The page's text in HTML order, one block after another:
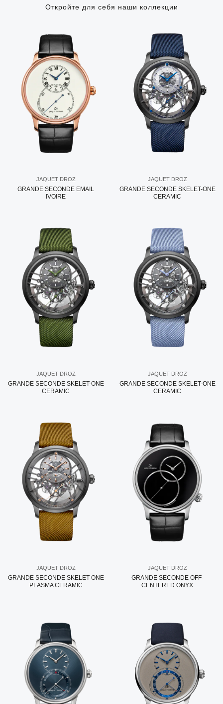
Откройте для себя наши коллекции
JAQUET DROZ
GRANDE SECONDE EMAIL
IVOIRE
JAQUET DROZ
GRANDE SECONDE SKELET-ONE
CERAMIC
JAQUET DROZ
GRANDE SECONDE SKELET-ONE
CERAMIC
JAQUET DROZ
GRANDE SECONDE SKELET-ONE
CERAMIC
JAQUET DROZ
GRANDE SECONDE SKELET-ONE
PLASMA CERAMIC
JAQUET DROZ
GRANDE SECONDE OFF-
CENTERED ONYX